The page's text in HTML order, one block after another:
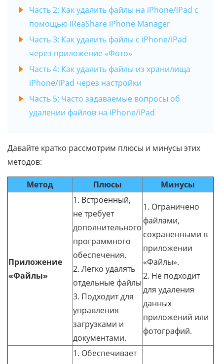
Часть 2: Как удалить файлы на iPhone/iPad с
помощью iReaShare iPhone Manager
Часть 3: Как удалить файлы с iPhone/iPad
через приложение «Фото»
Часть 4: Как удалить файлы из хранилища
iPhone/iPad через настройки
Часть 5: Часто задаваемые вопросы об
удалении файлов на iPhone/iPad
Давайте кратко рассмотрим плюсы и минусы этих
методов:
Метод Плюсы Минусы
Приложение
«Файлы»
1. Встроенный,
не требует
дополнительного
программного
обеспечения.
2. Легко удалять
отдельные файлы
3. Подходит для
управления
загрузками и
документами.
1. Ограничено
файлами,
сохраненными в
приложении
«Файлы».
2. Не подходит
для удаления
данных
приложений или
фотографий.
1. Обеспечивает